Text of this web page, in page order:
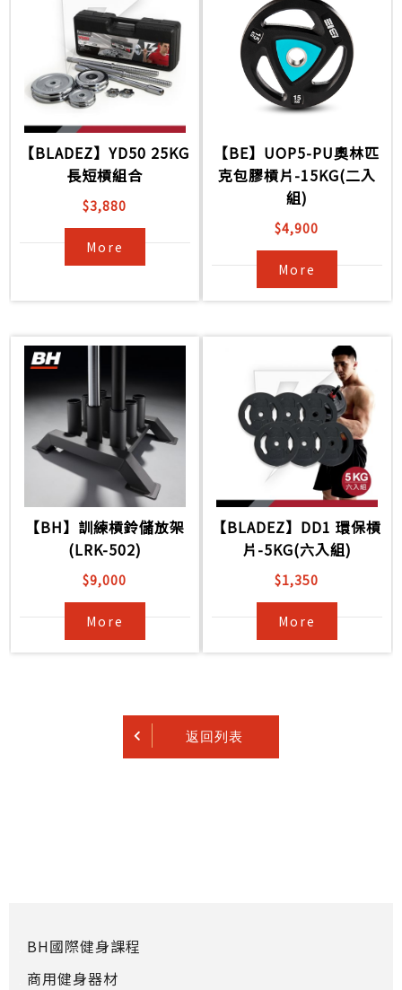
【BLADEZ】YD50 25KG
長短槓組合
$3,880
More
【BE】UOP5-PU奧林匹
克包膠槓片-15KG(二入
組)
$4,900
More
【BH】訓練槓鈴儲放架
(LRK-502)
$9,000
More
【BLADEZ】DD1 環保槓
片-5KG(六入組)
$1,350
More
返回列表
BH國際健身課程
商用健身器材